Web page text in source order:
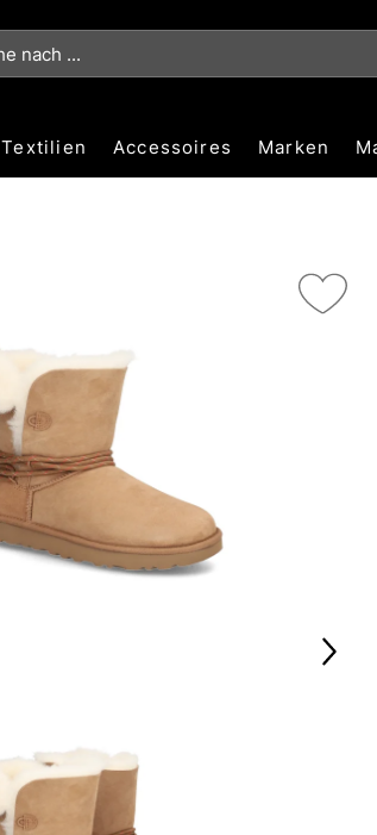
Textilien Accessoires Marken